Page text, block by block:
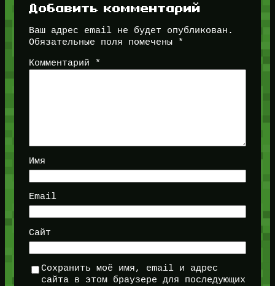
Добавить комментарий
Ваш адрес email не будет опубликован.
Обязательные поля помечены
*
Комментарий *
Имя
Email
Сайт
Сохранить моё имя, email и адрес
сайта в этом браузере для последующих